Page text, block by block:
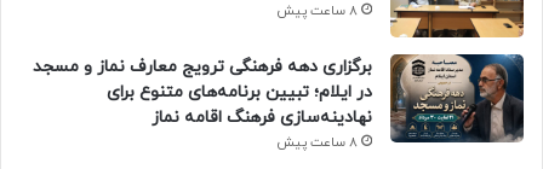
8 ساعت پیش
برگزاری دهه فرهنگی ترویج معارف نماز و مسجد
در ایلام؛ تبیین برنامه‌های متنوع برای
نهادینه‌سازی فرهنگ اقامه نماز
8 ساعت پیش